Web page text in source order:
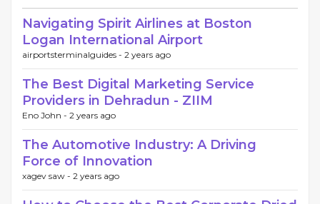
Navigating Spirit Airlines at Boston
Logan International Airport
airportsterminalguides - 2 years ago
The Best Digital Marketing Service
Providers in Dehradun - ZIIM
Eno John - 2 years ago
The Automotive Industry: A Driving
Force of Innovation
xagev saw - 2 years ago